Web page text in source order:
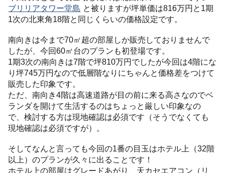
ブリリアタワー堂島 と被りますが坪単価は816万円と1期
1次の北東角18階と同じくらいの価格設定です。
南向きは今まで70㎡超の部屋しか販売しておりませんで
したが、今回60㎡台のプランも初登場です。
1期3次の南向きは7階で坪810万円でしたが今回は4階にな
り坪745万円なので低層階なりにちゃんと価格差をつけて
販売した印象です。
ただ、南向き4階は高速道路が目の前に来る高さなのでベ
ランダを開けて生活するのはちょっと厳しい印象なの
で、検討する方は現地確認は必須です（そうでなくても
現地確認は必須ですが）。
そしてなんと言っても今回の1番の目玉はホテル上（32階
以上）のプランが久々に出ることです！
ホテル上の部屋はグレードあがり、天カセエアコン（リ